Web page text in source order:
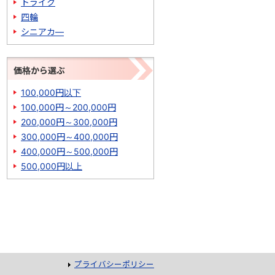
四輪
シニアカ―
価格から選ぶ
100,000円以下
100,000円～200,000円
200,000円～300,000円
300,000円～400,000円
400,000円～500,000円
500,000円以上
プライバシーポリシー